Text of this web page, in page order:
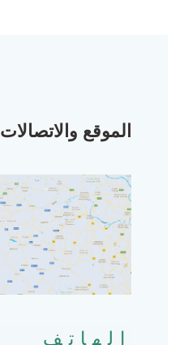
الموقع والاتصالات
الهاتف